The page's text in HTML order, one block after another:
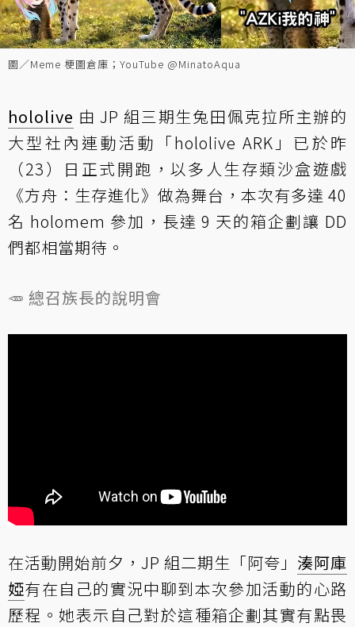
圖／Meme 梗圖倉庫；YouTube @MinatoAqua
hololive 由 JP 組三期生兔田佩克拉所主辦的
大型社內連動活動「hololive ARK」已於昨
（23）日正式開跑，以多人生存類沙盒遊戲
《方舟：生存進化》做為舞台，本次有多達 40
名 holomem 參加，長達 9 天的箱企劃讓 DD
們都相當期待。
🥕 總召族長的說明會
在活動開始前夕，JP 組二期生「阿夸」 湊阿庫
婭有在自己的實況中聊到本次參加活動的心路
歷程。她表示自己對於這種箱企劃其實有點畏